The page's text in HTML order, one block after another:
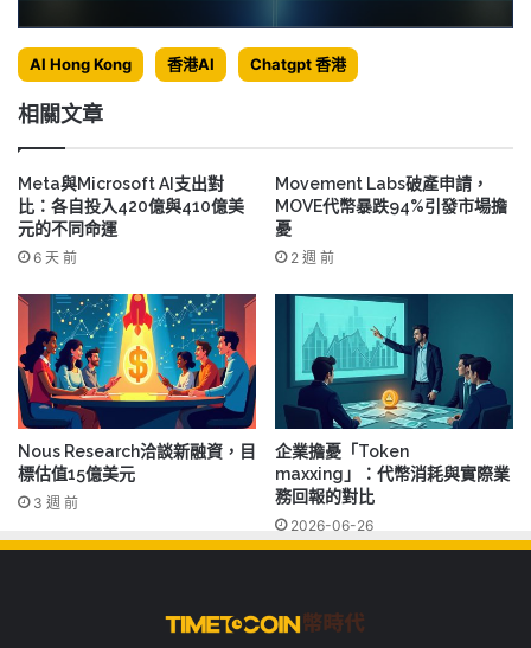
AI Hong Kong 香港AI Chatgpt 香港
相關文章
Meta與Microsoft AI支出對
比：各自投入420億與410億美
元的不同命運
6 天 前
Movement Labs破產申請，
MOVE代幣暴跌94%引發市場擔
憂
2 週 前
Nous Research洽談新融資，目
標估值15億美元
3 週 前
企業擔憂「Token
maxxing」：代幣消耗與實際業
務回報的對比
2026-06-26